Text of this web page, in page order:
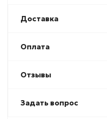
Доставка
Оплата
Отзывы
Задать вопрос